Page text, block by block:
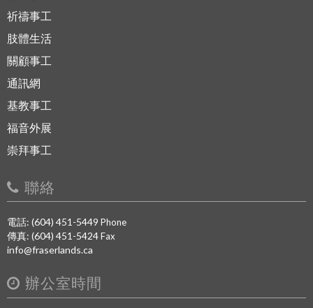
祈禱事工
肢體生活
關顧事工
通訊網
基教事工
福音外展
崇拜事工
聯絡
電話: (604) 451-5449 Phone
傳真: (604) 451-5424Fax
info@fraserlands.ca
辦公室時間